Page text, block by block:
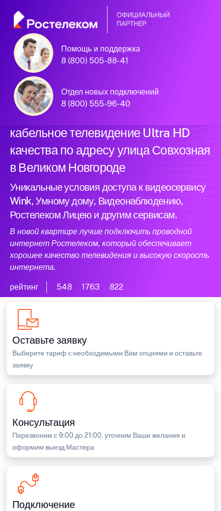
Помощь и поддержка
8 (800) 505-88-41
Отдел новых подключений
8 (800) 555-96-40
Официальный
партнер Ростелеком
Подключили новый интернет и
кабельное телевидение Ultra HD
качества по адресу улица Совхозная
в Великом Новгороде
Уникальные условия доступа к видеосервису
Wink, Умному дому, Видеонаблюдению,
Ростелеком Лицею и другим сервисам.
В новой квартире лучше подключить проводной
интернет Ростелеком, который обеспечивает
хорошее качество телевидения и высокую скорость
интернета.
рейтинг 548 1763 822
Оставьте заявку
Выберите тариф с необходимыми Вам опциями и оставьте
заявку
Консультация
Перезвоним с 9:00 до 21:00, уточним Ваши желания и
оформим выезд Мастера
Подключение